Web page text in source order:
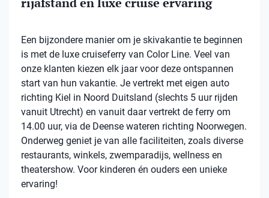
Een bijzondere manier om je skivakantie te beginnen
is met de luxe cruiseferry van Color Line. Veel van
onze klanten kiezen elk jaar voor deze ontspannen
start van hun vakantie. Je vertrekt met eigen auto
richting Kiel in Noord Duitsland (slechts 5 uur rijden
vanuit Utrecht) en vanuit daar vertrekt de ferry om
14.00 uur, via de Deense wateren richting Noorwegen.
Onderweg geniet je van alle faciliteiten, zoals diverse
restaurants, winkels, zwemparadijs, wellness en
theatershow. Voor kinderen én ouders een unieke
ervaring!